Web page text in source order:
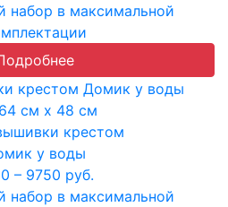
набор в максимальной
64 см х 48 см
крестом
у воды
– 9750 руб.
набор в максимальной